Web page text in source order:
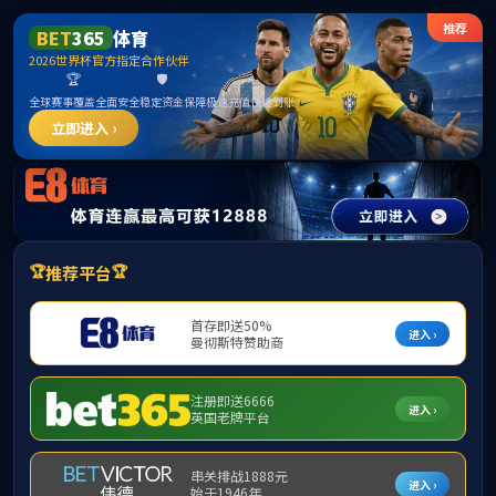
英国·威廉希尔(WilliamHill)中文官网-
williamhill8.com